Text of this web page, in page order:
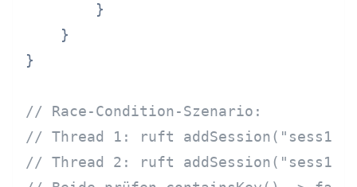
        }
    }
}
// Race-Condition-Szenario:
// Thread 1: ruft addSession("sess1",
// Thread 2: ruft